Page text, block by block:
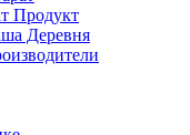
Продукт
Деревня